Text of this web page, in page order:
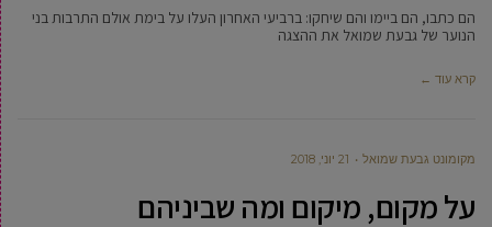
הם כתבו, הם ביימו והם שיחקו: ברביעי האחרון העלו על בימת אולם התרבות בני
הנוער של גבעת שמואל את ההצגה
קרא עוד ←
מקומונט גבעת שמואל 21 יוני, 2018
על מקום, מיקום ומה שביניהם